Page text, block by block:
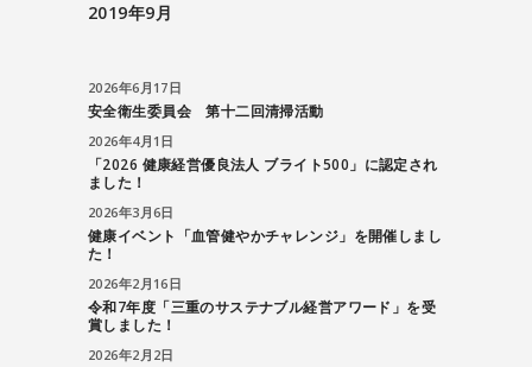
2019年9月
2026年6月17日
安全衛生委員会 第十二回清掃活動
2026年4月1日
「2026 健康経営優良法人 ブライト500」に認定され
ました！
2026年3月6日
健康イベント「血管健やかチャレンジ」を開催しまし
た！
2026年2月16日
令和7年度「三重のサステナブル経営アワード」を受
賞しました！
2026年2月2日